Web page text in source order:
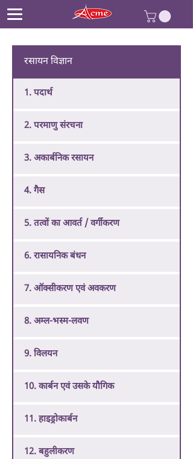
रसायन विज्ञान
1. पदार्थ
2. परमाणु संरचना
3. अकार्बनिक रसायन
4. गैस
5. तत्वों का आवर्त / वर्गीकरण
6. रासायनिक बंधन
7. ऑक्सीकरण एवं अवकरण
8. अम्ल-भस्म-लवण
9. विलयन
10. कार्बन एवं उसके यौगिक
11. हाइड्रोकार्बन
12. बहुलीकरण